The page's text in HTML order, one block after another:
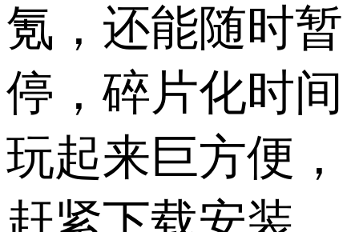
氪，还能随时暂
停，碎片化时间
玩起来巨方便，